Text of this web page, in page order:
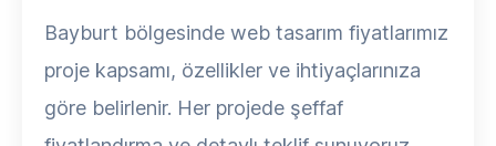
Bayburt bölgesinde web tasarım fiyatlarımız
proje kapsamı, özellikler ve ihtiyaçlarınıza
göre belirlenir. Her projede şeffaf